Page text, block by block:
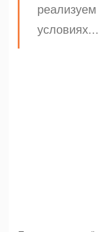
условиях...